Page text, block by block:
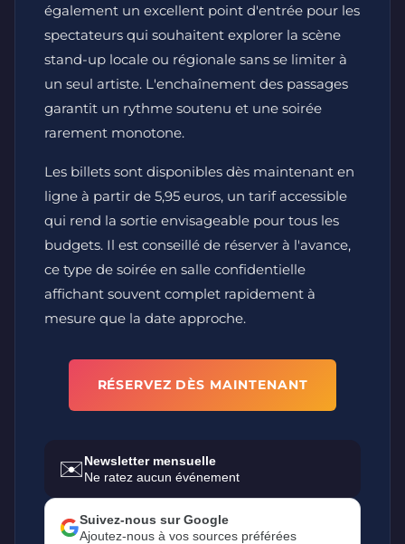
également un excellent point d'entrée pour les
spectateurs qui souhaitent explorer la scène
stand-up locale ou régionale sans se limiter à
un seul artiste. L'enchaînement des passages
garantit un rythme soutenu et une soirée
rarement monotone.
Les billets sont disponibles dès maintenant en
ligne à partir de 5,95 euros, un tarif accessible
qui rend la sortie envisageable pour tous les
budgets. Il est conseillé de réserver à l'avance,
ce type de soirée en salle confidentielle
affichant souvent complet rapidement à
mesure que la date approche.
RÉSERVEZ DÈS MAINTENANT
✉️Newsletter mensuelle
Ne ratez aucun événement
Suivez-nous sur Google
Ajoutez-nous à vos sources préférées